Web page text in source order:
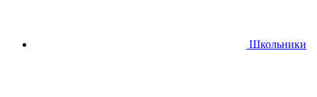
Школьники